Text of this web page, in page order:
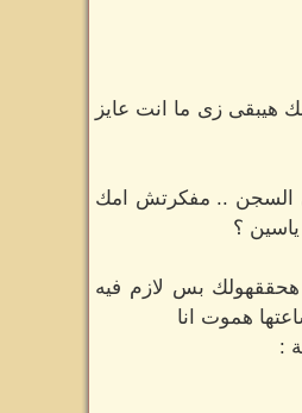
هيبقى زى ما انت عايز
السجن .. مفكرتش امك
؟
بس لازم فيه
هموت انا
: